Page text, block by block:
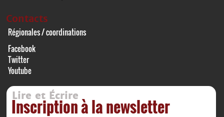
Contacts
Régionales / coordinations
Facebook
Twitter
Youtube
Lire et Écrire
Inscription à la newsletter